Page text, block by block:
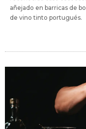
añejado en barricas de
de vino tinto portugués.